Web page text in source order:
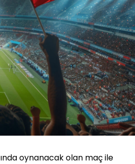
oynanacak olan maç ile
UCD Turkish Society
Faaliyetlerine Başlıyor
Yasir Baba 24 Eylül 2025